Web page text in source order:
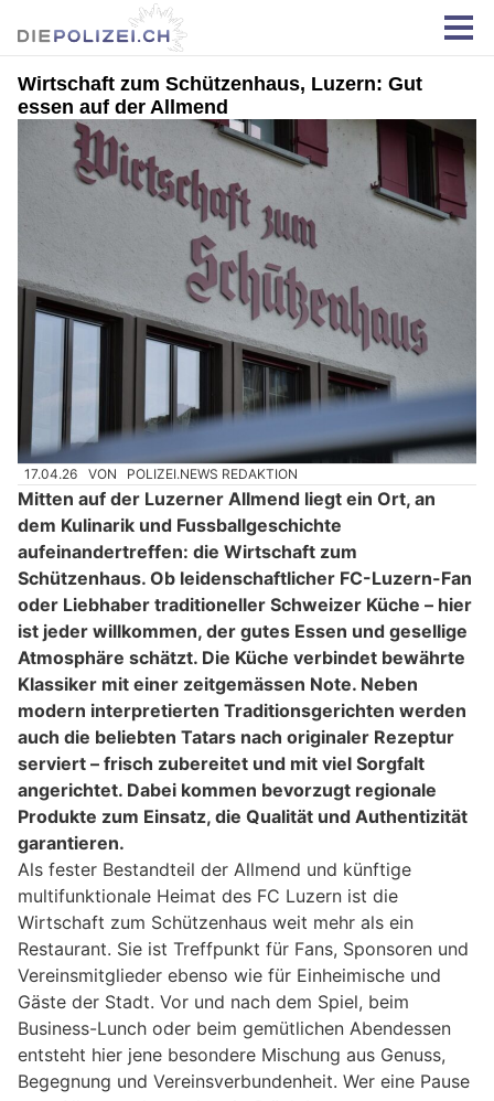
Wirtschaft zum Schützenhaus, Luzern: Gut
essen auf der Allmend
17.04.26 VON POLIZEI.NEWS REDAKTION
Mitten auf der Luzerner Allmend liegt ein Ort, an
dem Kulinarik und Fussballgeschichte
aufeinandertreffen: die Wirtschaft zum
Schützenhaus. Ob leidenschaftlicher FC-Luzern-Fan
oder Liebhaber traditioneller Schweizer Küche – hier
ist jeder willkommen, der gutes Essen und gesellige
Atmosphäre schätzt. Die Küche verbindet bewährte
Klassiker mit einer zeitgemässen Note. Neben
modern interpretierten Traditionsgerichten werden
auch die beliebten Tatars nach originaler Rezeptur
serviert – frisch zubereitet und mit viel Sorgfalt
angerichtet. Dabei kommen bevorzugt regionale
Produkte zum Einsatz, die Qualität und Authentizität
garantieren.
Als fester Bestandteil der Allmend und künftige
multifunktionale Heimat des FC Luzern ist die
Wirtschaft zum Schützenhaus weit mehr als ein
Restaurant. Sie ist Treffpunkt für Fans, Sponsoren und
Vereinsmitglieder ebenso wie für Einheimische und
Gäste der Stadt. Vor und nach dem Spiel, beim
Business-Lunch oder beim gemütlichen Abendessen
entsteht hier jene besondere Mischung aus Genuss,
Begegnung und Vereinsverbundenheit. Wer eine Pause